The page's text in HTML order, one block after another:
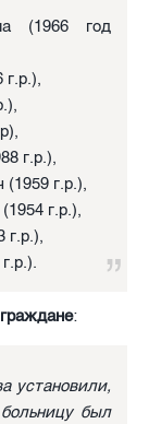
(1966 год
г.р.),
г.р.),
г.р.),
г.р.),
г.р.),
:
установили,
был